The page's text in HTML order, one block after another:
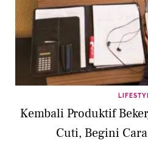
Kembali Produktif
Cuti, Begini